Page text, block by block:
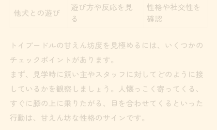
他犬との遊び
遊び方や反応を見
る
性格や社交性を
確認
トイプードルの甘えん坊度を見極めるには、いくつかの
チェックポイントがあります。
まず、見学時に飼い主やスタッフに対してどのように接
しているかを観察しましょう。人懐っこく寄ってくる、
すぐに膝の上に乗りたがる、目を合わせてくるといった
行動は、甘えん坊な性格のサインです。